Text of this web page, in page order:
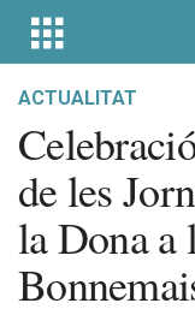
ACTUALITAT
de les
la Dona a